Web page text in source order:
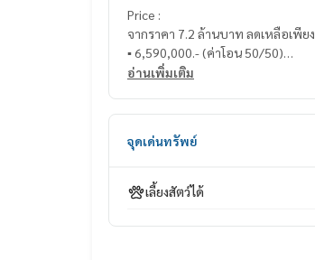
Price :
จากราคา 7.2 ล้านบาท ลดเหลือเพียง
▪️ 6,590,000.- (ค่าโอน 50/50)
Tel :062-879-5289
LINE : @homethailand (มี@นำ)
อ่านเพิ่มเติม
จุดเด่นทรัพย์
เลี้ยงสัตว์ได้